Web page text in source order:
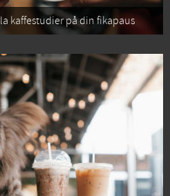
kaffestudier på din fikapaus